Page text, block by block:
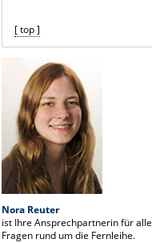
[ top ]
Nora Reuter
ist Ihre Ansprechpartnerin für alle
Fragen rund um die Fernleihe.